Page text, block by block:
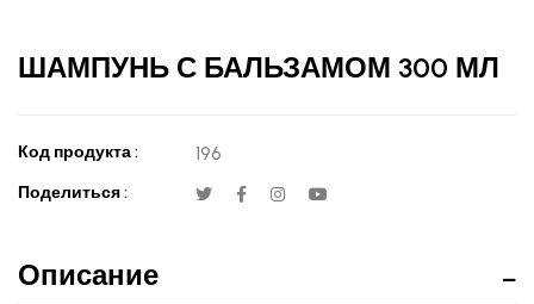
ШАМПУНЬ С БАЛЬЗАМОМ 300 МЛ
Код продукта : 196
Поделиться :
Описание